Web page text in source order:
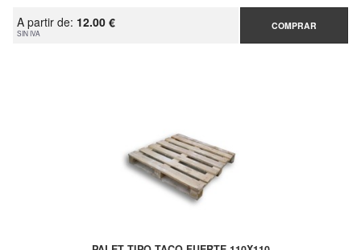
A partir de: 12.00 €
SIN IVA
COMPRAR